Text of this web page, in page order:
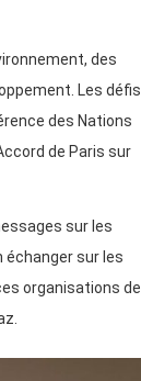
des
Les défis
des Nations
de Paris sur
sur les
échanger sur les
organisations de